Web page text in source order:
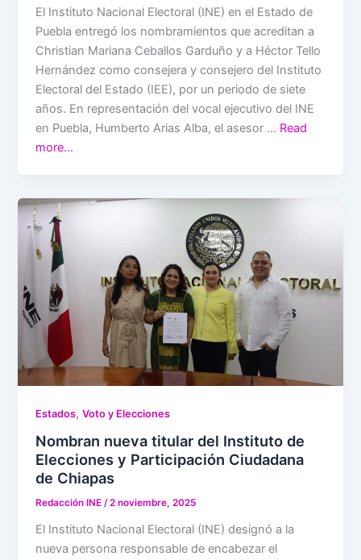
El Instituto Nacional Electoral (INE) en el Estado de
Puebla entregó los nombramientos que acreditan a
Christian Mariana Ceballos Garduño y a Héctor Tello
Hernández como consejera y consejero del Instituto
Electoral del Estado (IEE), por un periodo de siete
años. En representación del vocal ejecutivo del INE
en Puebla, Humberto Arias Alba, el asesor … Read
more…
Estados,Voto y Elecciones
Nombran nueva titular del Instituto de
Elecciones y Participación Ciudadana
de Chiapas
Redacción INE/2 noviembre, 2025
El Instituto Nacional Electoral (INE) designó a la
nueva persona responsable de encabezar el